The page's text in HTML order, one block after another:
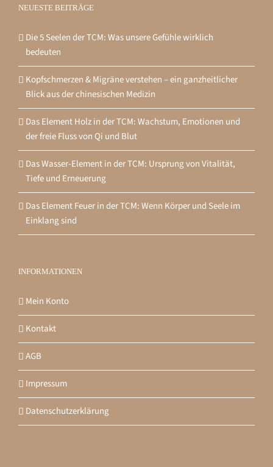
NEUESTE BEITRÄGE
Die 5 Seelen der TCM: Was unsere Gefühle wirklich
bedeuten
Kopfschmerzen & Migräne verstehen – ein ganzheitlicher
Blick aus der chinesischen Medizin
Das Element Holz in der TCM: Wachstum, Emotionen und
der freie Fluss von Qi und Blut
Das Wasser-Element in der TCM: Ursprung von Vitalität,
Tiefe und Erneuerung
Das Element Feuer in der TCM: Wenn Körper und Seele im
Einklang sind
INFORMATIONEN
Mein Konto
Kontakt
AGB
Impressum
Datenschutzerklärung